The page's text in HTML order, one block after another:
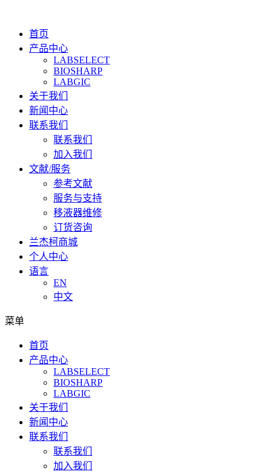
首页
产品中心
LABSELECT
BIOSHARP
LABGIC
关于我们
新闻中心
联系我们
联系我们
加入我们
文献/服务
参考文献
服务与支持
移液器维修
订货咨询
兰杰柯商城
个人中心
语言
EN
中文
菜单
首页
产品中心
LABSELECT
BIOSHARP
LABGIC
关于我们
新闻中心
联系我们
联系我们
加入我们